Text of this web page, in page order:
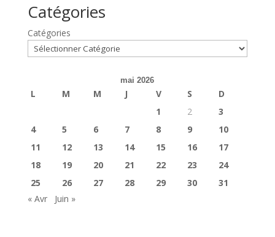
Catégories
Catégories
mai 2026
L M M J V S
D
1
2
3
4
5 6 7 8 9
10
11
12 13 14 15 16
17
18
19 20 21 22 23
24
25
26 27 28 29 30
31
« Avr
Juin »